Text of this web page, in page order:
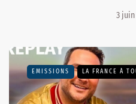
3 juin
EMISSIONS LA FRANCE À